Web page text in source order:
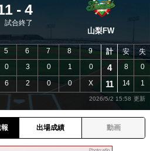
- 4
試合終了
山梨FW
5 6 7 8
9
0 3 0 1
0
6 2 0 0 X
計 安 失
4 8 0
11 14 1
2026/5/2 15:58
出場成績 動画